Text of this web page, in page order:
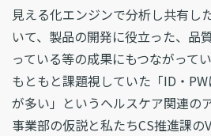
見える化エンジンで分析し共有し
いて、製品の開発に役立った、品
っている等の成果にもつながって
もともと課題視していた「ID・
が多い」というヘルスケア関連の
事業部の仮説と私たちCS推進課の